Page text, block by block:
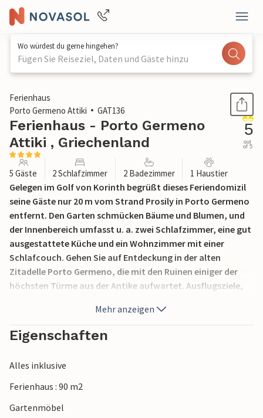
Wo würdest du gerne hingehen?
Fügen Sie Reiseziel, Daten und Gäste hinzu
1 / 40
Ferienhaus
Porto Germeno Attiki
GAT136
Ferienhaus - Porto Germeno
Attiki , Griechenland
5
out
of 5
5 Gäste 2 Schlafzimmer 2 Badezimmer 1 Haustier
Gelegen im Golf von Korinth begrüßt dieses Feriendomizil
seine Gäste nur 20 m vom Strand Prosily in Porto Germeno
entfernt. Den Garten schmücken Bäume und Blumen, und
der Innenbereich umfasst u. a. zwei Schlafzimmer, eine gut
ausgestattete Küche und ein Wohnzimmer mit einer
Schlafcouch. Gehen Sie auf Entdeckung in der alten
Zitadelle Porto Germeno, die mit den Ruinen einiger der
höchsten Türme aus der Antike aufwartet. Ausflugsziele,
km) und Athen (48 km) mit seinen vielen Aktivitäten,
Monumenten und Sehenswürdigkeiten. Die Gegend liegt
eingebettet in bewaldete Berge, und das Gebirge Kithairon
Mehr anzeigen
Eigenschaften
Alles inklusive
Ferienhaus : 90 m2
Gartenmöbel